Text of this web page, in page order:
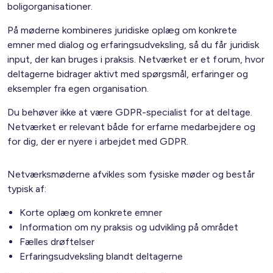
boligorganisationer.
På møderne kombineres juridiske oplæg om konkrete
emner med dialog og erfaringsudveksling, så du får juridisk
input, der kan bruges i praksis. Netværket er et forum, hvor
deltagerne bidrager aktivt med spørgsmål, erfaringer og
eksempler fra egen organisation.
Du behøver ikke at være GDPR-specialist for at deltage.
Netværket er relevant både for erfarne medarbejdere og
for dig, der er nyere i arbejdet med GDPR.
Netværksmøderne afvikles som fysiske møder og består
typisk af:
Korte oplæg om konkrete emner
Information om ny praksis og udvikling på området
Fælles drøftelser
Erfaringsudveksling blandt deltagerne